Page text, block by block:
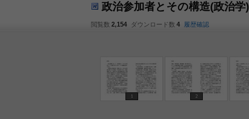
政治参加者とその構造(政治学)
閲覧数 2,154 ダウンロード数 4 履歴確認
1 2